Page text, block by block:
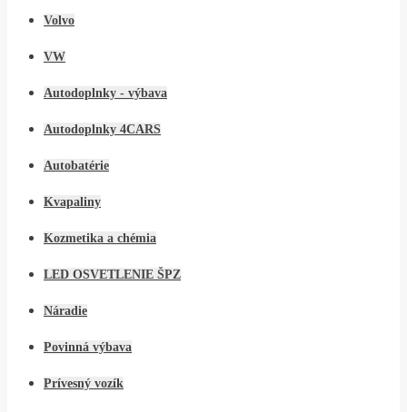
Volvo
VW
Autodoplnky - výbava
Autodoplnky 4CARS
Autobatérie
Kvapaliny
Kozmetika a chémia
LED OSVETLENIE ŠPZ
Náradie
Povinná výbava
Prívesný vozík